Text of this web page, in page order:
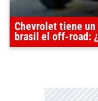
Chevrolet tiene un
brasil el off-road: